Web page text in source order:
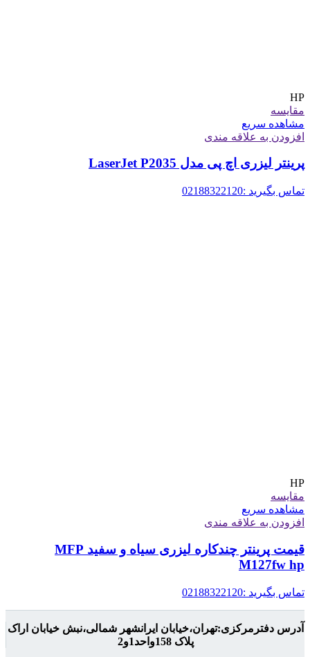
HP
مقایسه
مشاهده سریع
افزودن به علاقه مندی
پرینتر لیزری اچ پی مدل LaserJet P2035
تماس بگیرید :02188322120
HP
مقایسه
مشاهده سریع
افزودن به علاقه مندی
قیمت پرینتر چندکاره لیزری سیاه و سفید MFP
M127fw hp
تماس بگیرید :02188322120
آدرس دفترمرکزی:تهران،خیابان ایرانشهر شمالی،نبش خیابان اراک
پلاک 158واحد1و2